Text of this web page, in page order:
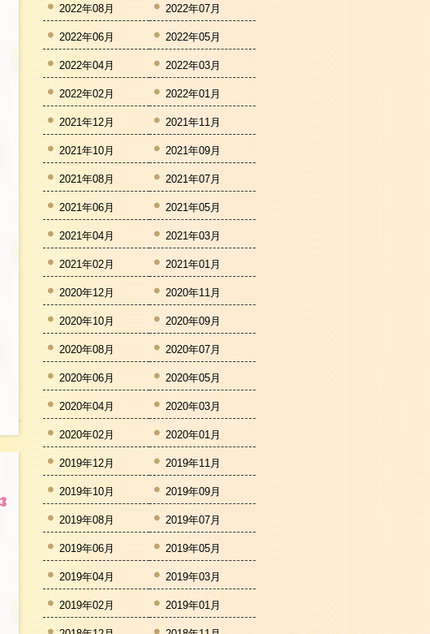
2022年08月 2022年07月
2022年06月 2022年05月
2022年04月 2022年03月
2022年02月 2022年01月
2021年12月 2021年11月
2021年10月 2021年09月
2021年08月 2021年07月
2021年06月 2021年05月
2021年04月 2021年03月
2021年02月 2021年01月
2020年12月 2020年11月
2020年10月 2020年09月
2020年08月 2020年07月
2020年06月 2020年05月
2020年04月 2020年03月
2020年02月 2020年01月
2019年12月 2019年11月
2019年10月 2019年09月
2019年08月 2019年07月
2019年06月 2019年05月
2019年04月 2019年03月
2019年02月 2019年01月